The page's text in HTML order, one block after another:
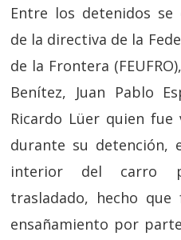
Entre los detenidos
de la directiva de la
de la Frontera
Benítez, Juan Pablo
Ricardo Lüer quien
durante su detención,
interior del carro
trasladado, hecho
ensañamiento por